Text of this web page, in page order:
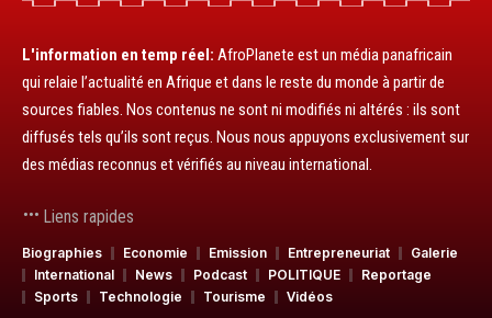
L'information en temp réel: AfroPlanete est un média panafricain
qui relaie l’actualité en Afrique et dans le reste du monde à partir de
sources fiables. Nos contenus ne sont ni modifiés ni altérés : ils sont
diffusés tels qu’ils sont reçus. Nous nous appuyons exclusivement sur
des médias reconnus et vérifiés au niveau international.
Liens rapides
Biographies Economie Emission Entrepreneuriat
Galerie
International
News Podcast POLITIQUE
Reportage
Sports
Technologie Tourisme Vidéos